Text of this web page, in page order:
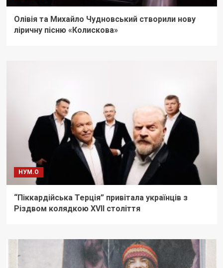
Олівія та Михайло Чудновський створили нову
ліричну пісню «Колискова»
НУМ.О
“Піккардійська Терція” привітала українців з
Різдвом колядкою XVII століття